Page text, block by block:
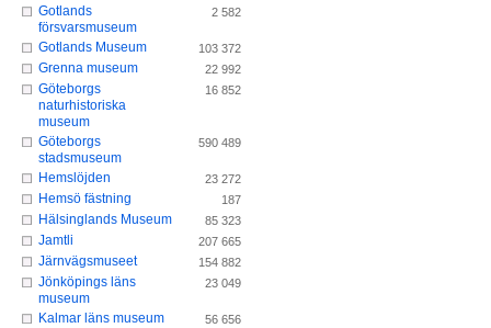
Gotlands
försvarsmuseum
2 582
Gotlands Museum 103 372
Grenna museum 22 992
Göteborgs
naturhistoriska
museum
16 852
Göteborgs
stadsmuseum
590 489
Hemslöjden 23 272
Hemsö fästning 187
Hälsinglands Museum 85 323
Jamtli 207 665
Järnvägsmuseet 154 882
Jönköpings läns
museum
23 049
Kalmar läns museum 56 656